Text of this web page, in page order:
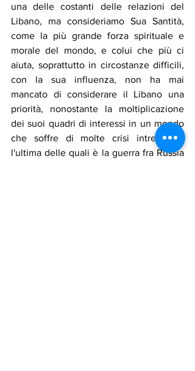
una delle costanti delle relazioni del
Libano, ma consideriamo Sua Santità,
come la più grande forza spirituale e
morale del mondo, e colui che più ci
aiuta, soprattutto in circostanze difficili,
con la sua influenza, non ha mai
mancato di considerare il Libano una
priorità, nonostante la moltiplicazione
dei suoi quadri di interessi in un mondo
che soffre di molte crisi intrecciate,
l'ultima delle quali è la guerra fra Russia